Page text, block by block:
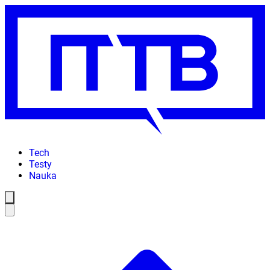
Tech
Testy
Nauka